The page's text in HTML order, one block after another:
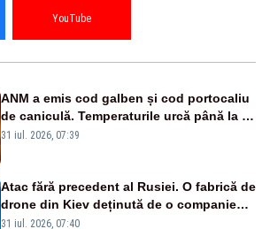
YouTube
ANM a emis cod galben și cod portocaliu
de caniculă. Temperaturile urcă până la 38
de grade, iar nopțile devin tropicale
31 iul. 2026, 07:39
Atac fără precedent al Rusiei. O fabrică de
drone din Kiev deținută de o companie
americană, distrusă de o rachetă
31 iul. 2026, 07:40